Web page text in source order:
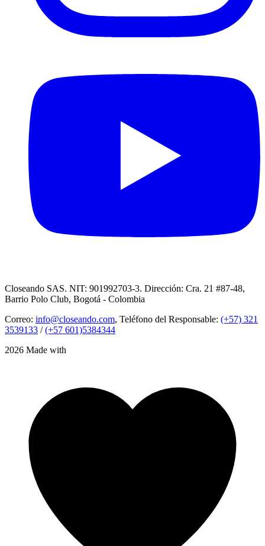
Closeando SAS. NIT: 901992703-3. Dirección: Cra. 21 #87-48,
Barrio Polo Club, Bogotá - Colombia
Correo: info@closeando.com, Teléfono del Responsable: (+57) 321
3539133 /(+57 601)5384344
2026 Made with